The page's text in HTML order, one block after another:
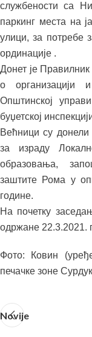
службености са
паркинг места на
улици, за потребе
ординације .
Донет је
о организацији
Општинској
буџетској
Већници су
за израду
образовања,
заштите Рома у
године.
На почетку
одржане 22.3.2021.
Фото: Ковин
печачке зоне
Novije